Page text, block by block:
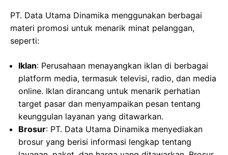
PT. Data Utama Dinamika menggunakan berbagai
materi promosi untuk menarik minat pelanggan,
seperti:
Iklan: Perusahaan menayangkan iklan di berbagai
platform media, termasuk televisi, radio, dan media
online. Iklan dirancang untuk menarik perhatian
target pasar dan menyampaikan pesan tentang
keunggulan layanan yang ditawarkan.
Brosur: PT. Data Utama Dinamika menyediakan
brosur yang berisi informasi lengkap tentang